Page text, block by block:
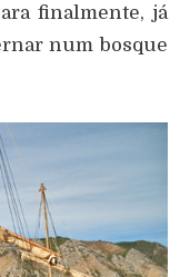
finalmente, já
num bosque